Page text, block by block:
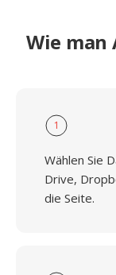
Wie man
1
Wählen Sie
Drive,
die Seite.